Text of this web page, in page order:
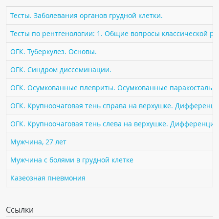
ПАЦИЕНТАМ
Где пройти обследование
Компьютерная томография (КТ)
Магнитно-резонансная томография (МРТ)
Спросить врача
ПОМОЩЬ
Тесты. Заболевания органов грудной клетки.
Тесты по рентгенологии: 1. Общие вопросы классической
ОГК. Туберкулез. Основы.
ОГК. Синдром диссеминации.
ОГК. Осумкованные плевриты. Осумкованные
ОГК. Крупноочаговая тень справа на верхушке.
ОГК. Крупноочаговая тень слева на верхушке.
Мужчина, 27 лет
Мужчина с болями в грудной клетке
Казеозная пневмония
Ссылки